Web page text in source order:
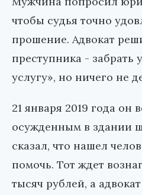
чтобы судья точно
прошение. Адвокат
преступника - забрать
услугу», но ничего не
21 января 2019 года он
осужденным в здании
сказал, что нашел
помочь. Тот ждет
тысяч рублей, а